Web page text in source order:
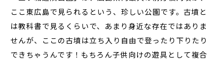
ここ東広島で見られるという、珍しい公園です。古墳と
は教科書で見るくらいで、あまり身近な存在ではありま
せんが、ここの古墳は立ち入り自由で登ったり下りたり
できちゃうんです！もちろん子供向けの遊具として複合